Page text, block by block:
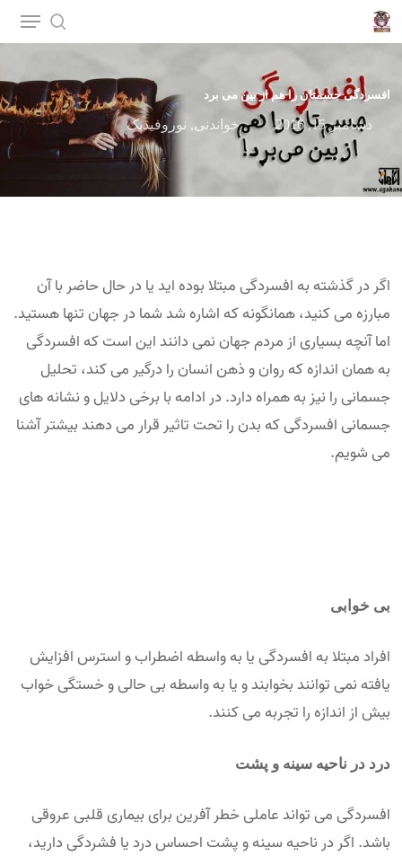
افسردگی جسمتان را هم از بین می برد
دسامبر 15, 2016 خواندنی, نوروفیدبک
اگر در گذشته به افسردگی مبتلا بوده اید یا در حال حاضر با آن
مبارزه می کنید، همانگونه که اشاره شد شما در جهان تنها هستید.
اما آنچه بسیاری از مردم جهان نمی دانند این است که افسردگی
به همان اندازه که روان و ذهن انسان را درگیر می کند، تحلیل
جسمانی را نیز به همراه دارد. در ادامه با برخی دلایل و نشانه های
جسمانی افسردگی که بدن را تحت تاثیر قرار می دهند بیشتر آشنا
می شویم.
بی خوابی
افراد مبتلا به افسردگی یا به واسطه اضطراب و استرس افزایش
یافته نمی توانند بخوابند و یا به واسطه بی حالی و خستگی خواب
بیش از اندازه را تجربه می کنند.
درد در ناحیه سینه و پشت
افسردگی می تواند عاملی خطر آفرین برای بیماری قلبی عروقی
باشد. اگر در ناحیه سینه و پشت احساس درد یا فشردگی دارید،